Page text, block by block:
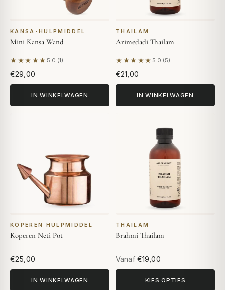
KANSA-HULPMIDDEL
Mini Kansa Wand
★★★★★ 5.0 (1)
Gebaseerd op 1 beoordeling
€29,00
IN WINKELWAGEN
THAILAM
Arimedadi Thailam
★★★★★ 5.0 (5)
Gebaseerd op 5
€21,00
IN WINKELWAGEN
KOPEREN HULPMIDDEL
Koperen Neti Pot
€25,00
IN WINKELWAGEN
THAILAM
Brahmi Thailam
Vanaf €19,00
KIES OPTIES